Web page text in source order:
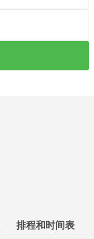
排程和时间表